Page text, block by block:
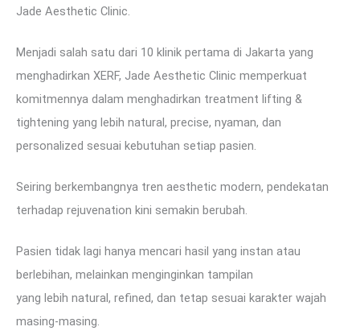
Jade Aesthetic Clinic.
Menjadi salah satu dari 10 klinik pertama di Jakarta yang
menghadirkan XERF, Jade Aesthetic Clinic memperkuat
komitmennya dalam menghadirkan treatment lifting &
tightening yang lebih natural, precise, nyaman, dan
personalized sesuai kebutuhan setiap pasien.
Seiring berkembangnya tren aesthetic modern, pendekatan
terhadap rejuvenation kini semakin berubah.
Pasien tidak lagi hanya mencari hasil yang instan atau
berlebihan, melainkan menginginkan tampilan
yang lebih natural, refined, dan tetap sesuai karakter wajah
masing-masing.